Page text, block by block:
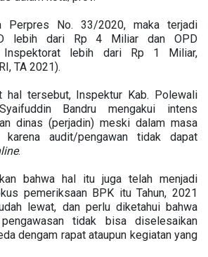
Perpres No. 33/2020, maka terjadi
lebih dari Rp 4 Miliar dan OPD
Inspektorat lebih dari Rp 1 Miliar,
TA 2021).
hal tersebut, Inspektur Kab. Polewali
Bandru mengakui intens
dinas (perjadin) meski dalam masa
karena audit/pengawan tidak dapat
.
bahwa hal itu juga telah menjadi
pemeriksaan BPK itu Tahun, 2021
lewat, dan perlu diketahui bahwa
tidak bisa diselesaikan
dengam rapat ataupun kegiatan yang